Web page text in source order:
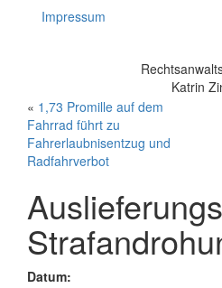
Impressum
Katrin
« 1,73 Promille auf dem
Fahrrad führt zu
Fahrerlaubnisentzug und
Radfahrverbot
Datum: